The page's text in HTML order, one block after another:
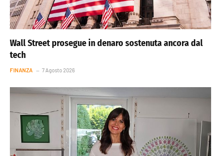
Wall Street prosegue in denaro sostenuta ancora dal
tech
FINANZA 7 Agosto 2026